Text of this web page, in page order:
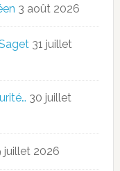
3 août 2026
31 juillet
30 juillet
juillet 2026